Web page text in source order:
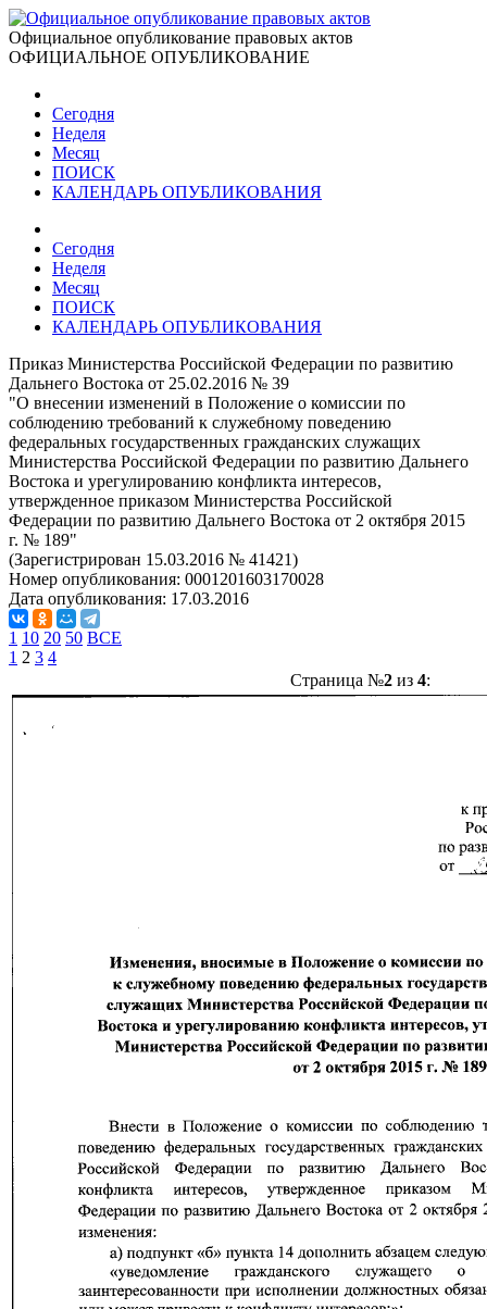
Официальное опубликование правовых актов
ОФИЦИАЛЬНОЕ ОПУБЛИКОВАНИЕ
Сегодня
Неделя
Месяц
ПОИСК
КАЛЕНДАРЬ ОПУБЛИКОВАНИЯ
Сегодня
Неделя
Месяц
ПОИСК
КАЛЕНДАРЬ ОПУБЛИКОВАНИЯ
Приказ Министерства Российской Федерации по развитию
Дальнего Востока от 25.02.2016 № 39
"О внесении изменений в Положение о комиссии по
соблюдению требований к служебному поведению
федеральных государственных гражданских служащих
Министерства Российской Федерации по развитию Дальнего
Востока и урегулированию конфликта интересов,
утвержденное приказом Министерства Российской
Федерации по развитию Дальнего Востока от 2 октября 2015
г. № 189"
(Зарегистрирован 15.03.2016 № 41421)
Номер опубликования: 0001201603170028
Дата опубликования: 17.03.2016
1 10 20 50 ВСЕ
1 2 3 4
Страница №2из 4: